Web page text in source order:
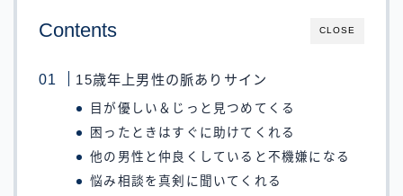
CLOSE
Contents
15歳年上男性の脈ありサイン
目が優しい＆じっと見つめてくる
困ったときはすぐに助けてくれる
他の男性と仲良くしていると不機嫌になる
悩み相談を真剣に聞いてくれる